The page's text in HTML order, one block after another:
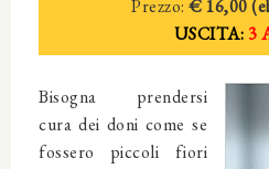
Prezzo: € 16,00
USCITA: 3
Bisogna prendersi
cura dei doni come se
fossero piccoli fiori